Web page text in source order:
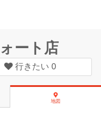
ート店
行きたい 0
地図